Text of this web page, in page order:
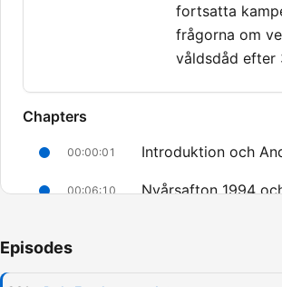
fortsatta
frågorna om
våldsdåd efter
Chapters
00:00:01 Introduktion och
00:06:10 Nyårsafton 1994
Episodes